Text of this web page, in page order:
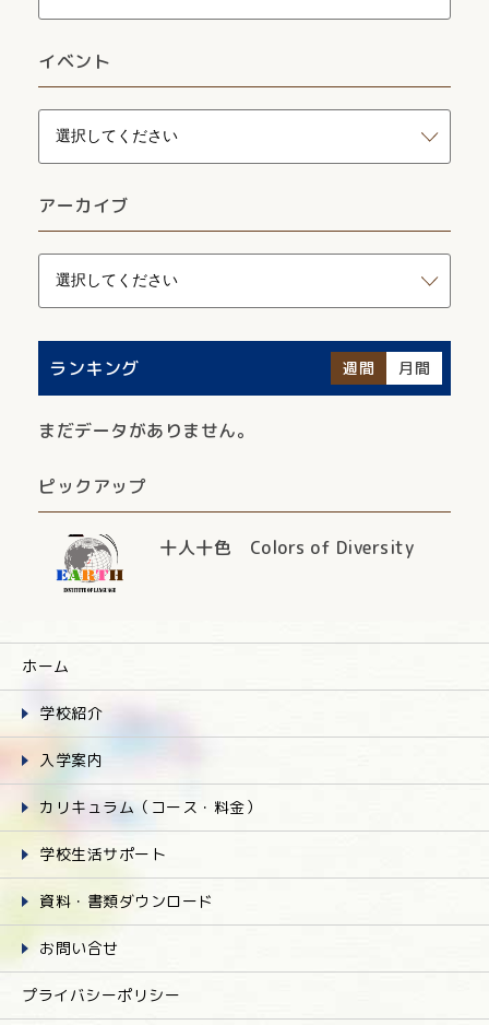
イベント
アーカイブ
ランキング 週間 月間
まだデータがありません。
ピックアップ
十人十色 Colors of Diversity
ホーム
学校紹介
入学案内
カリキュラム（コース・料金）
学校生活サポート
資料・書類ダウンロード
お問い合せ
プライバシーポリシー